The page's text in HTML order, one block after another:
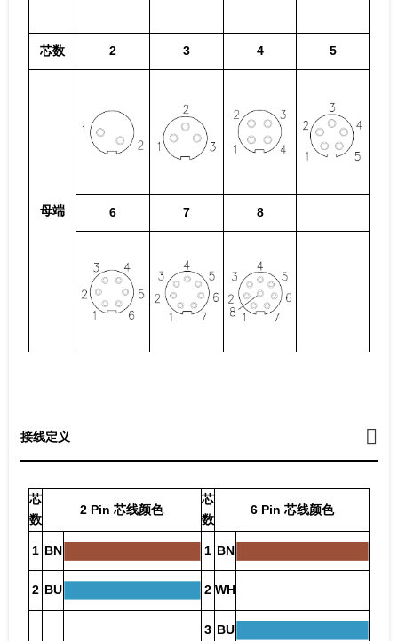
芯数 2 3 4 5
母端 6 7 8
接线定义
芯
数
2 Pin 芯线颜色
芯
数
6 Pin 芯线颜色
1 BN 1 BN
2 BU 2 WH
3 BU